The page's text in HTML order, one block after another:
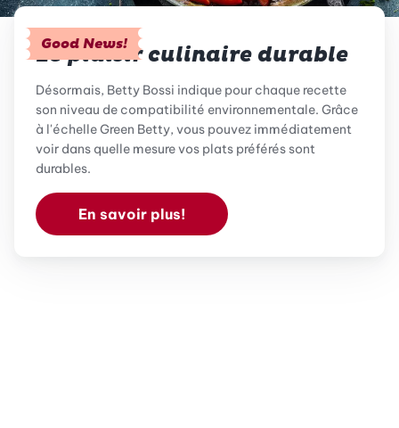
Good News!
Le plaisir culinaire durable
Désormais, Betty Bossi indique pour chaque recette
son niveau de compatibilité environnementale. Grâce
à l'échelle Green Betty, vous pouvez immédiatement
voir dans quelle mesure vos plats préférés sont
durables.
En savoir plus!